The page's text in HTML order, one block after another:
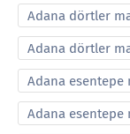
Adana dörtler
Adana dörtler
Adana esentepe
Adana esentepe